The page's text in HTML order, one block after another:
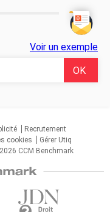
Voir un exemple
Recrutement
cookies
Gérer Utiq
CCM Benchmark